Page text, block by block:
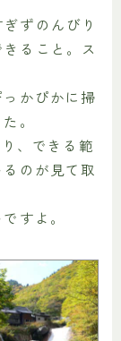
ずのんびり
ること。ス
かぴかに掃
。
、できる範
のが見て取
すよ。